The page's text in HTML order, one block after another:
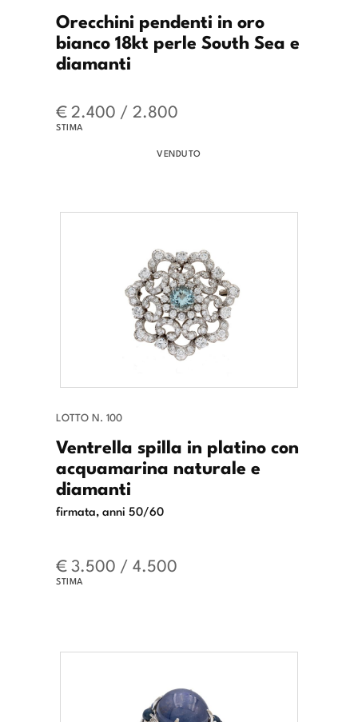
Orecchini pendenti in oro
bianco 18kt perle South Sea e
diamanti
€ 2.400 / 2.800
STIMA
VENDUTO
LOTTO N. 100
Ventrella spilla in platino con
acquamarina naturale e
diamanti
firmata, anni 50/60
€ 3.500 / 4.500
STIMA